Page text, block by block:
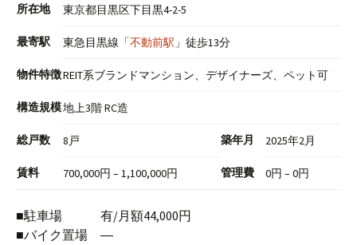
所在地 東京都目黒区下目黒4-2-5
最寄駅 東急目黒線「不動前駅 」徒歩13分
物件特徴REIT系ブランドマンション、デザイナーズ、ペット可
構造規模地上3階 RC造
総戸数 8戸 築年月 2025年2月
賃料 700,000円 – 1,100,000円 管理費 0円 – 0円
■駐車場 有/月額44,000円
■バイク置場 ―